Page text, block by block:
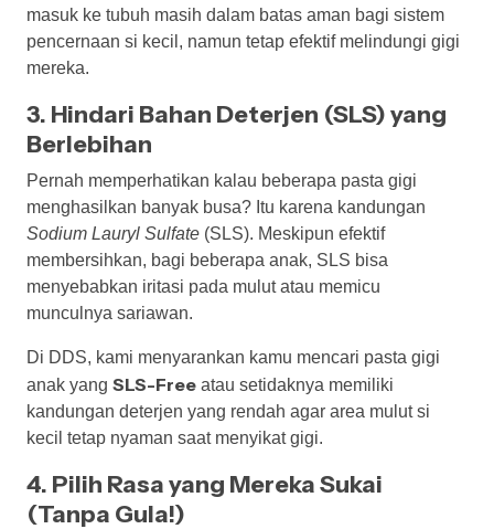
masuk ke tubuh masih dalam batas aman bagi sistem
pencernaan si kecil, namun tetap efektif melindungi gigi
mereka.
3. Hindari Bahan Deterjen (SLS) yang
Berlebihan
Pernah memperhatikan kalau beberapa pasta gigi
menghasilkan banyak busa? Itu karena kandungan
Sodium Lauryl Sulfate (SLS). Meskipun efektif
membersihkan, bagi beberapa anak, SLS bisa
menyebabkan iritasi pada mulut atau memicu
munculnya sariawan.
Di DDS, kami menyarankan kamu mencari pasta gigi
anak yang SLS-Free atau setidaknya memiliki
kandungan deterjen yang rendah agar area mulut si
kecil tetap nyaman saat menyikat gigi.
4. Pilih Rasa yang Mereka Sukai
(Tanpa Gula!)